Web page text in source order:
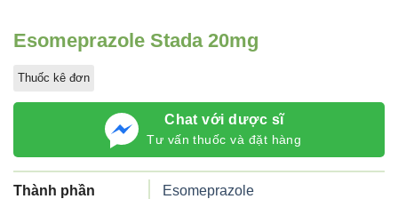
Chat với dược sĩ
Tư vấn thuốc và đặt hàng
Esomeprazole Stada 20mg
Thuốc kê đơn
Thành phần Esomeprazole